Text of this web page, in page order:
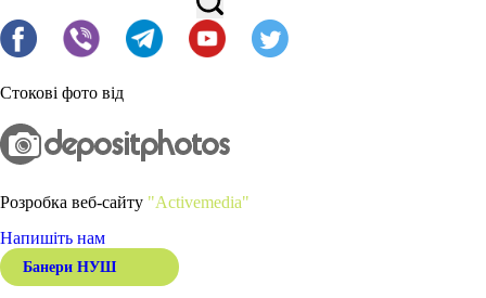
Стокові фото від
Розробка веб-сайту "Activemedia"
Напишіть нам
Банери НУШ